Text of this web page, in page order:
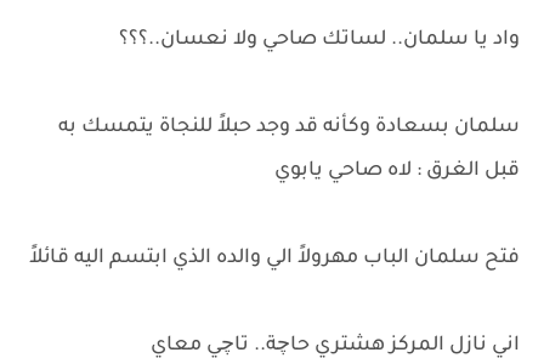
واد يا سلمان.. لساتك صاحي ولا نعسان..؟؟؟
سلمان بسعادة وكأنه قد وجد حبلاً للنجاة يتمسك به
قبل الغرق : لاه صاحي يابوي
فتح سلمان الباب مهرولاً الي والده الذي ابتسم اليه قائلاً
اني نازل المركز هشتري حاچة.. تاچي معاي